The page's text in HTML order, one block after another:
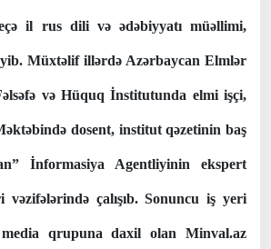
il rus dili və ədəbiyyatı müəllimi,
Müxtəlif illərdə Azərbaycan Elmlər
və Hüquq İnstitutunda elmi işçi,
dosent, institut qəzetinin baş
İnformasiya Agentliyinin ekspert
çalışıb. Sonuncu iş yeri
qrupuna daxil olan Minval.az